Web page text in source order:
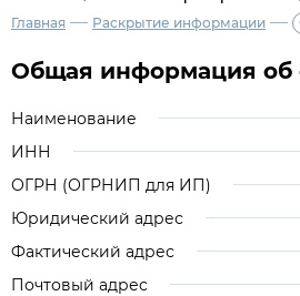
Главная — Раскрытие информации —
Общая информация об
Наименование
ИНН
ОГРН (ОГРНИП для ИП)
Юридический адрес
Фактический адрес
Почтовый адрес